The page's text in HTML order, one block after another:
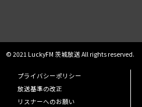
© 2021 LuckyFM 茨城放送 All rights reserved.
プライバシーポリシー
放送基準の改正
リスナーへのお願い